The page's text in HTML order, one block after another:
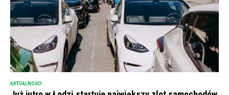
AKTUALNOŚCI